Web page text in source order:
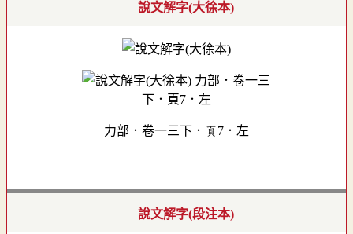
說文解字(大徐本)
力部．卷一三下．頁7．左
說文解字(段注本)